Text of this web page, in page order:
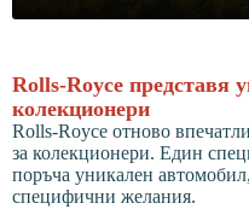
Rolls-Royce представя
колекционери
Rolls-Royce отново
за колекционери. Един
поръча уникален
специфични желания.